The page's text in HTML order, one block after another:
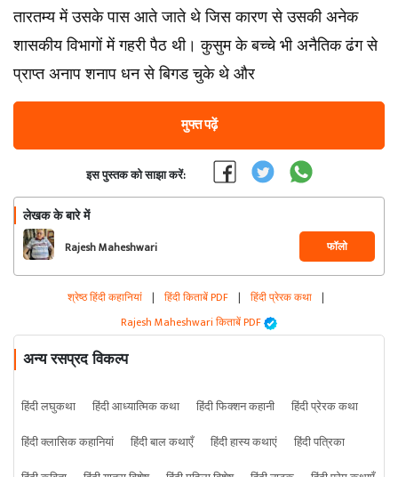
तारतम्य में उसके पास आते जाते थे जिस कारण से उसकी अनेक
शासकीय विभागों में गहरी पैठ थी। कुसुम के बच्चे भी अनैतिक ढंग से
प्राप्त अनाप शनाप धन से बिगड चुके थे और
मुफ्त पढ़ें
इस पुस्तक को साझा करें:
लेखक के बारे में
Rajesh Maheshwari फॉलो
श्रेष्ठ हिंदी कहानियां | हिंदी किताबें PDF | हिंदी प्रेरक कथा |
Rajesh Maheshwari किताबें PDF
अन्य रसप्रद विकल्प
हिंदी लघुकथा हिंदी आध्यात्मिक कथा हिंदी फिक्शन कहानी
हिंदी प्रेरक कथा
हिंदी क्लासिक कहानियां
हिंदी बाल कथाएँ हिंदी हास्य कथाएं
हिंदी पत्रिका